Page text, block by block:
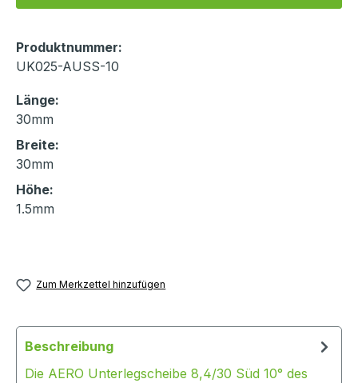
Produktnummer:
UK025-AUSS-10
Länge:
30mm
Breite:
30mm
Höhe:
1.5mm
Zum Merkzettel hinzufügen
Beschreibung
Die AERO Unterlegscheibe 8,4/30 Süd 10° des